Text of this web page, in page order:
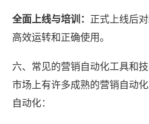
全面上线与培训： 正式上线后
高效运转和正确使用。
六、常见的营销自动化工具和
市场上有许多成熟的营销自动
自动化：